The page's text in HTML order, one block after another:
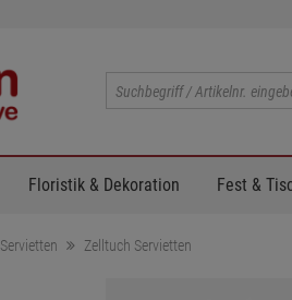
Floristik & Dekoration Fest &
Servietten Zelltuch Servietten